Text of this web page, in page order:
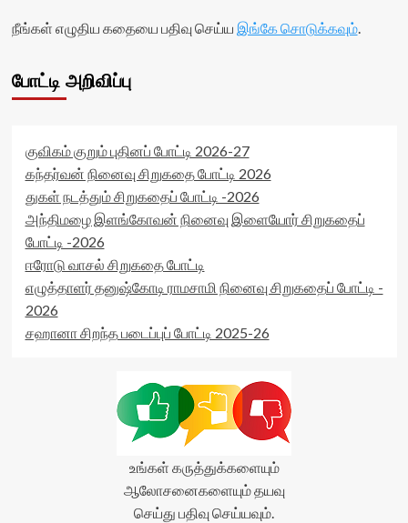
நீங்கள் எழுதிய கதையை பதிவு செய்ய இங்கே சொடுக்கவும்.
போட்டி அறிவிப்பு
குவிகம் குறும் புதினப் போட்டி 2026-27
கந்தர்வன் நினைவு சிறுகதை போட்டி 2026
துகள் நடத்தும் சிறுகதைப் போட்டி -2026
அந்திமழை இளங்கோவன் நினைவு இளையோர் சிறுகதைப்
போட்டி -2026
ஈரோடு வாசல் சிறுகதை போட்டி
எழுத்தாளர் தனுஷ்கோடி ராமசாமி நினைவு சிறுகதைப் போட்டி -
2026
சஹானா சிறந்த படைப்புப் போட்டி 2025-26
உங்கள் கருத்துக்களையும்
ஆலோசனைகளையும் தயவு
செய்து பதிவு செய்யவும்.